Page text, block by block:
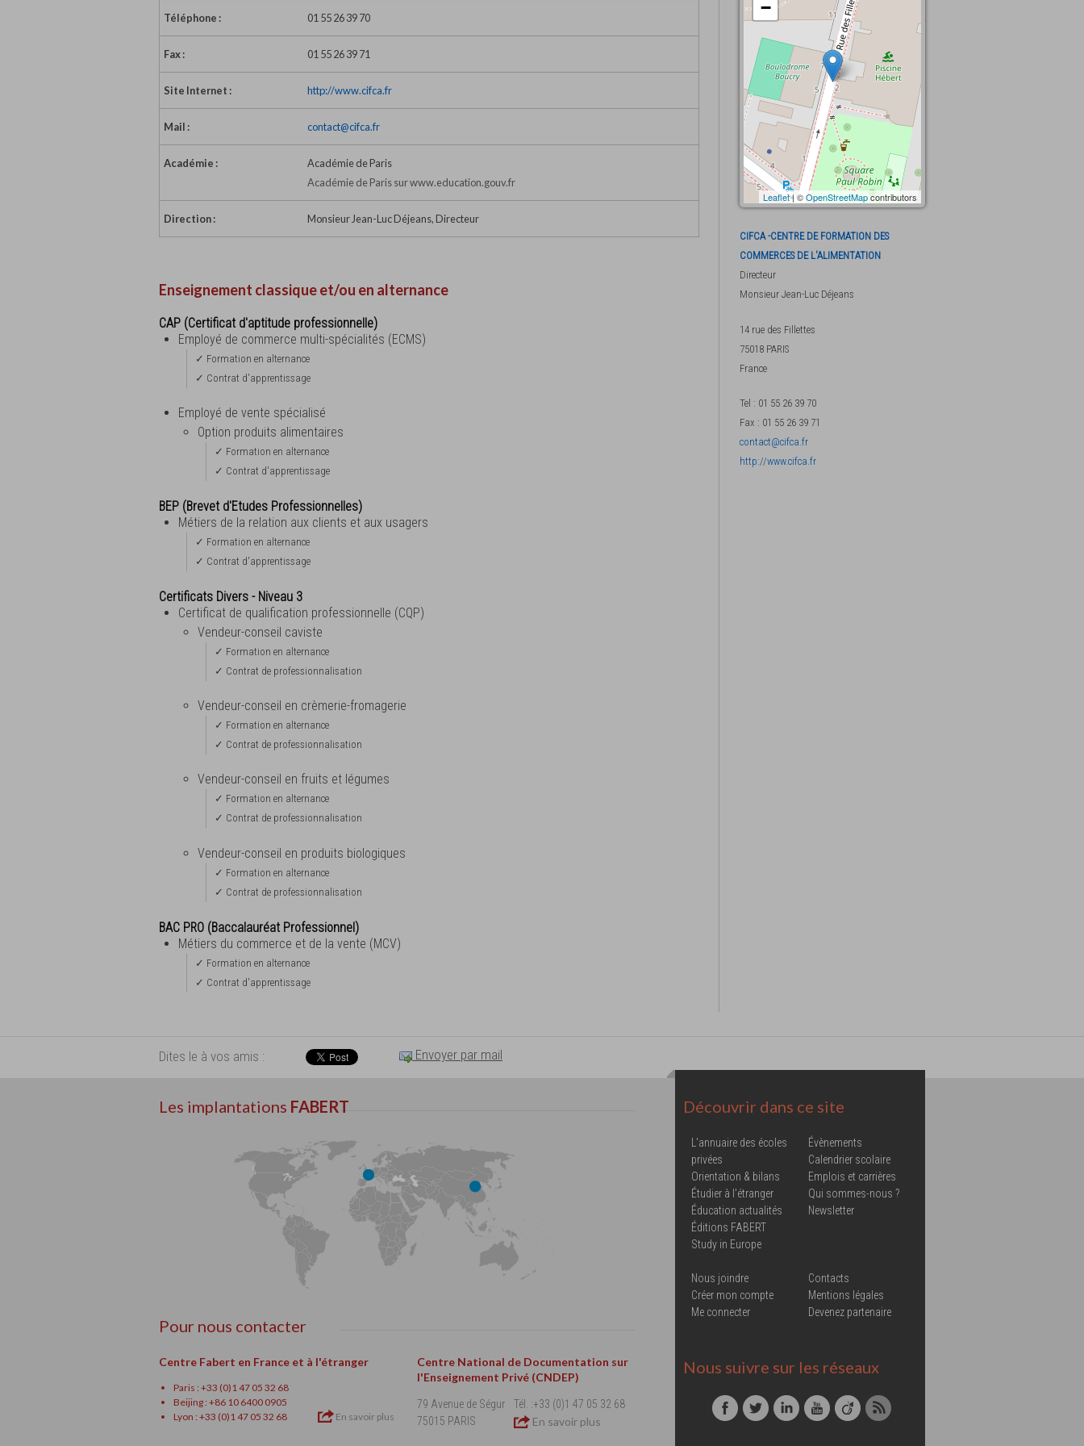
Téléphone : 01 55 26 39 70
Fax : 01 55 26 39 71
Site Internet : http://www.cifca.fr
Mail : contact@cifca.fr
Académie :
Académie de Paris
Académie de Paris sur www.education.gouv.fr
Direction : Monsieur Jean-Luc Déjeans, Directeur
Enseignement classique et/ou en alternance
CAP (Certificat d'aptitude professionnelle)
Employé de commerce multi-spécialités (ECMS)
✓ Formation en alternance
✓ Contrat d'apprentissage
Employé de vente spécialisé
Option produits alimentaires
✓ Formation en alternance
✓ Contrat d'apprentissage
BEP (Brevet d'Etudes Professionnelles)
Métiers de la relation aux clients et aux usagers
✓ Formation en alternance
✓ Contrat d'apprentissage
Certificats Divers - Niveau 3
Certificat de qualification professionnelle (CQP)
Vendeur-conseil caviste
✓ Formation en alternance
✓ Contrat de professionnalisation
Vendeur-conseil en crèmerie-fromagerie
✓ Formation en alternance
✓ Contrat de professionnalisation
Vendeur-conseil en fruits et légumes
✓ Formation en alternance
✓ Contrat de professionnalisation
Vendeur-conseil en produits biologiques
✓ Formation en alternance
✓ Contrat de professionnalisation
BAC PRO (Baccalauréat Professionnel)
Métiers du commerce et de la vente (MCV)
✓ Formation en alternance
✓ Contrat d'apprentissage
−
Leaflet| ©OpenStreetMapcontributors
CIFCA -CENTRE DE FORMATION DES
COMMERCES DE L'ALIMENTATION
Directeur
Monsieur Jean-Luc Déjeans
14 rue des Fillettes
75018 PARIS
France
Tel : 01 55 26 39 70
Fax : 01 55 26 39 71
contact@cifca.fr
http://www.cifca.fr
Dites le à vos amis : Envoyer par mail
Les implantations FABERT
Pour nous contacter
Centre Fabert en France et à l'étranger
Paris : +33 (0)1 47 05 32 68
Beijing : +86 10 6400 0905
Lyon : +33 (0)1 47 05 32 68
En savoir plus
Centre National de Documentation sur
l'Enseignement Privé (CNDEP)
79 Avenue de Ségur
75015 PARIS
Tél. :+33 (0)1 47 05 32 68
En savoir plus
Découvrir dans ce site
L'annuaire des écoles
privées
Orientation & bilans
Étudier à l'étranger
Éducation actualités
Éditions FABERT
Study in Europe
Évènements
Calendrier scolaire
Emplois et carrières
Qui sommes-nous ?
Newsletter
Nous joindre
Créer mon compte
Me connecter
Contacts
Mentions légales
Devenez partenaire
Nous suivre sur les réseaux